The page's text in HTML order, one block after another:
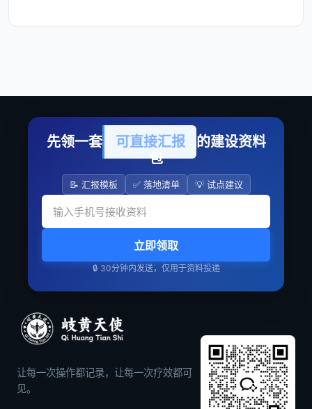
先领一套 可直接汇报
的建设资料
包
📝 汇报模板 ✅ 落地清单 💡 试点建议
立即领取
🔒 30分钟内发送，仅用于资料投递
让每一次操作都记录，让每一次疗效都可
见。